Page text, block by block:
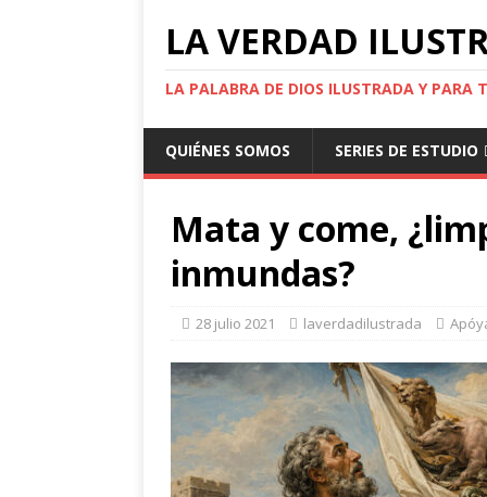
LA VERDAD
LA PALABRA DE DIOS ILUSTRADA Y PARA
QUIÉNES SOMOS SERIES DE ESTUDIO
Mata y come,
inmundas?
28 julio 2021 laverdadilustrada